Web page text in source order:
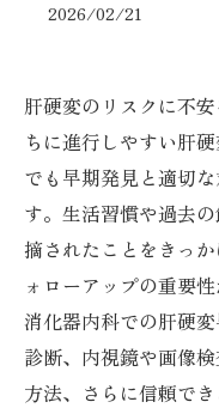
2026/02/21
肝硬変のリスクに不
ちに進行しやすい肝
でも早期発見と適切
す。生活習慣や過去
摘されたことをきっ
ォローアップの重要
消化器内科での肝硬
診断、内視鏡や画像
方法、さらに信頼で